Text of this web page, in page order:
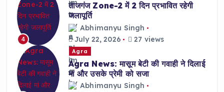
4
ताजगंज Zone-2 में 2 दिन प्रभावित रहेगी
जलापूर्ति
Abhimanyu Singh
July 22, 2026
27 views
Agra
Agra News: मासूम बेटी की गवाही ने दिलाई
मां और उसके प्रेमी को सजा
Abhimanyu Singh